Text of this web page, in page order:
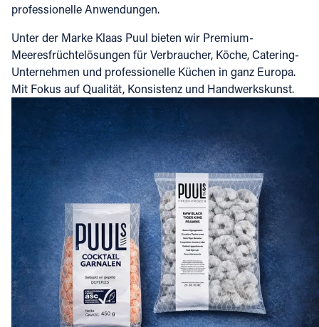
professionelle Anwendungen.
Unter der Marke Klaas Puul bieten wir Premium-
Meeresfrüchtelösungen für Verbraucher, Köche, Catering-
Unternehmen und professionelle Küchen in ganz Europa.
Mit Fokus auf Qualität, Konsistenz und Handwerkskunst.